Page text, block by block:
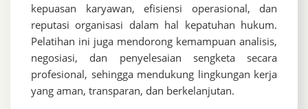
kepuasan karyawan, efisiensi operasional, dan
reputasi organisasi dalam hal kepatuhan hukum.
Pelatihan ini juga mendorong kemampuan analisis,
negosiasi, dan penyelesaian sengketa secara
profesional, sehingga mendukung lingkungan kerja
yang aman, transparan, dan berkelanjutan.